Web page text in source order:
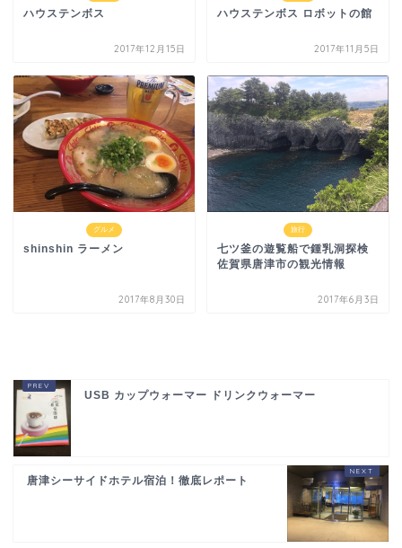
ハウステンボス
2017年12月15日
ハウステンボス ロボットの館
2017年11月5日
グルメ
shinshin ラーメン
2017年8月30日
旅行
七ツ釜の遊覧船で鍾乳洞探検
佐賀県唐津市の観光情報
2017年6月3日
USB カップウォーマー ドリンクウォーマー
唐津シーサイドホテル宿泊！徹底レポート